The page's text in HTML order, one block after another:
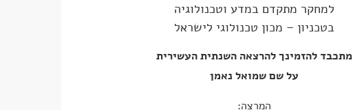
למחקר מתקדם במדע וטכנולוגיה
בטכניון – מכון טכנולוגי לישראל
מתכבד להזמינך להרצאה השנתית העשירית
על שם שמואל נאמן
המרצה: